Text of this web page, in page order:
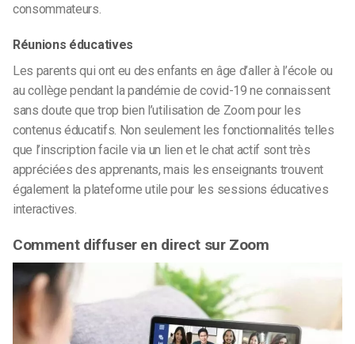
consommateurs.
Réunions éducatives
Les parents qui ont eu des enfants en âge d’aller à l’école ou
au collège pendant la pandémie de covid-19 ne connaissent
sans doute que trop bien l’utilisation de Zoom pour les
contenus éducatifs. Non seulement les fonctionnalités telles
que l’inscription facile via un lien et le chat actif sont très
appréciées des apprenants, mais les enseignants trouvent
également la plateforme utile pour les sessions éducatives
interactives.
Comment diffuser en direct sur Zoom